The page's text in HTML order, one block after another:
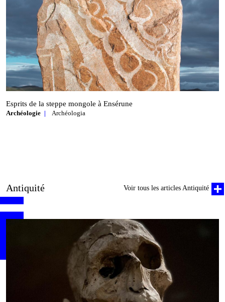
Esprits de la steppe mongole à Ensérune
Archéologie Archéologia
Antiquité Voir tous les articles Antiquité